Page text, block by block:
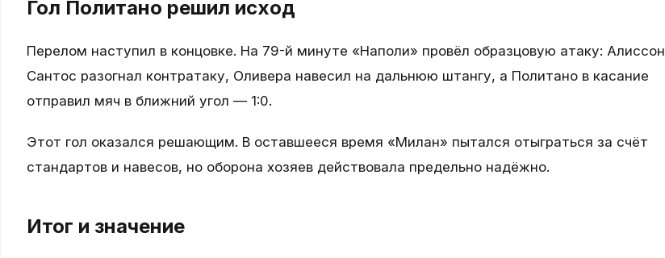
Гол Политано решил исход
Перелом наступил в концовке. На 79-й минуте «Наполи» провёл образцовую атаку: Алиссон
Сантос разогнал контратаку, Оливера навесил на дальнюю штангу, а Политано в касание
отправил мяч в ближний угол — 1:0.
Этот гол оказался решающим. В оставшееся время «Милан» пытался отыграться за счёт
стандартов и навесов, но оборона хозяев действовала предельно надёжно.
Итог и значение